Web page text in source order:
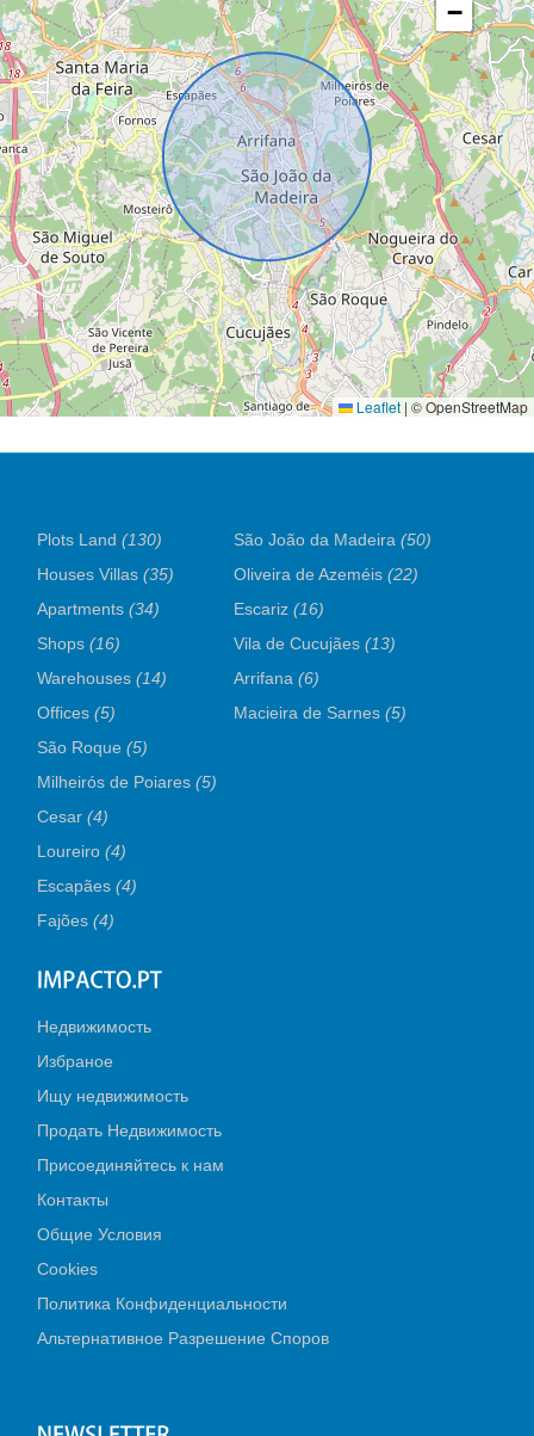
−
Leaflet | © OpenStreetMap
Plots Land(130)
Houses Villas(35)
Apartments(34)
Shops(16)
Warehouses(14)
Offices(5)
São João da Madeira(50)
Oliveira de Azeméis(22)
Escariz(16)
Vila de Cucujães(13)
Arrifana(6)
Macieira de Sarnes(5)
São Roque(5)
Milheirós de Poiares(5)
Cesar(4)
Loureiro(4)
Escapães(4)
Fajões(4)
Недвижимость
Избраное
Ищу недвижимость
Продать Недвижимость
Присоединяйтесь к нам
Контакты
Общие Условия
Cookies
Политика Конфиденциальности
Альтернативное Разрешение Споров